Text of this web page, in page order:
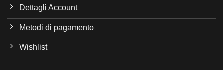
Dettagli Account
Metodi di pagamento
Wishlist